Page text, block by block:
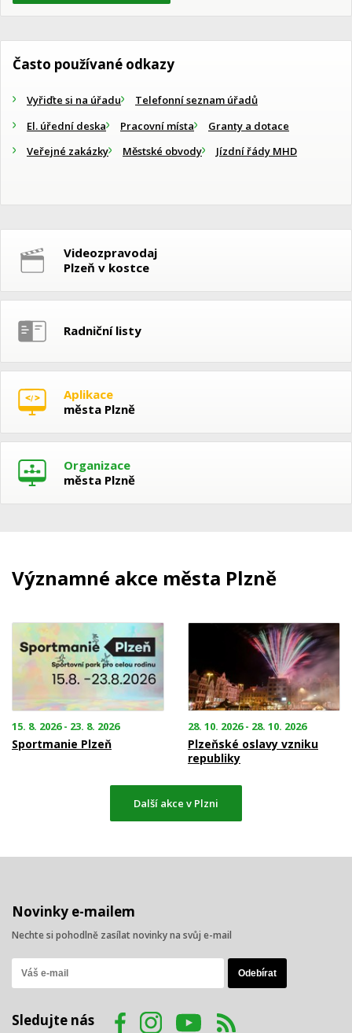
Často používané odkazy
Vyřiďte si na úřadu
Telefonní seznam úřadů
El. úřední deska
Pracovní místa
Granty a dotace
Veřejné zakázky
Městské obvody Jízdní řády MHD
Videozpravodaj
Plzeň v kostce
Radniční listy
Aplikace
města Plzně
Organizace
města Plzně
Významné akce města Plzně
15. 8. 2026 - 23. 8. 2026
Sportmanie Plzeň
28. 10. 2026 - 28. 10. 2026
Plzeňské oslavy vzniku
republiky
Další akce v Plzni
Novinky e-mailem
Nechte si pohodlně zasílat novinky na svůj e-mail
Sledujte nás